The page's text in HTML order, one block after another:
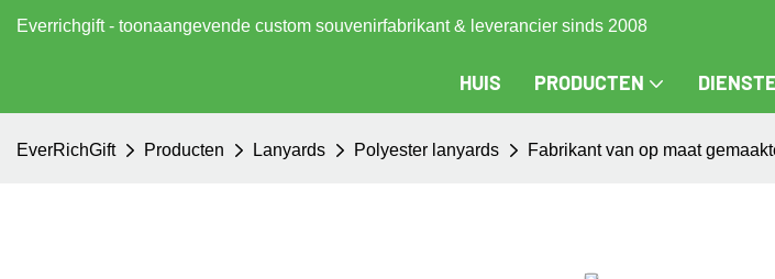
Everrichgift - toonaangevende custom souvenirfabrikant & leverancier sinds 2008
HUIS PRODUCTEN
EverRichGift Producten Lanyards Polyester lanyards Fabrikant van op maat